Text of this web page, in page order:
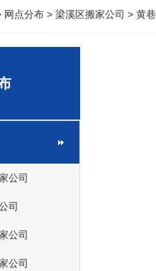
网点分布 > 梁溪区搬家公司 > 黄巷
公司
司
公司
公司